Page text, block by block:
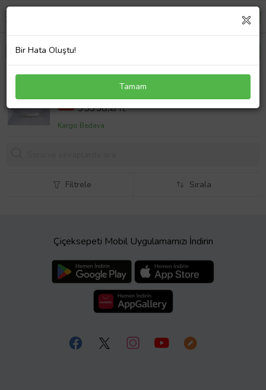
0.18 Karat H-I vs Pırlanta 14 Ayar Altın Oval Yüzük
%20 44198,04 TL
35358,43 TL
Kargo Bedava
Filtrele Sırala
Çiçeksepeti Mobil Uygulamamızı İndirin
Bir Hata Oluştu!
Tamam